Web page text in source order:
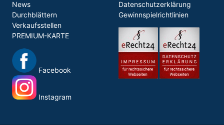
News
Durchblättern
Verkaufsstellen
PREMIUM-KARTE
Facebook
Instagram
Datenschutzerklärung
Gewinnspielrichtlinien